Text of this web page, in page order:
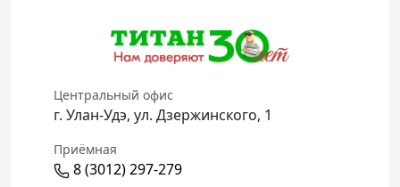
Центральный офис
г. Улан-Удэ, ул. Дзержинского, 1
Приёмная
8 (3012) 297-279